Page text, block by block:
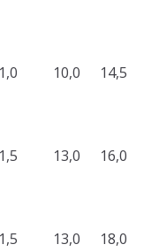
1,0 10,0 14,5
1,5 13,0 16,0
1,5 13,0 18,0